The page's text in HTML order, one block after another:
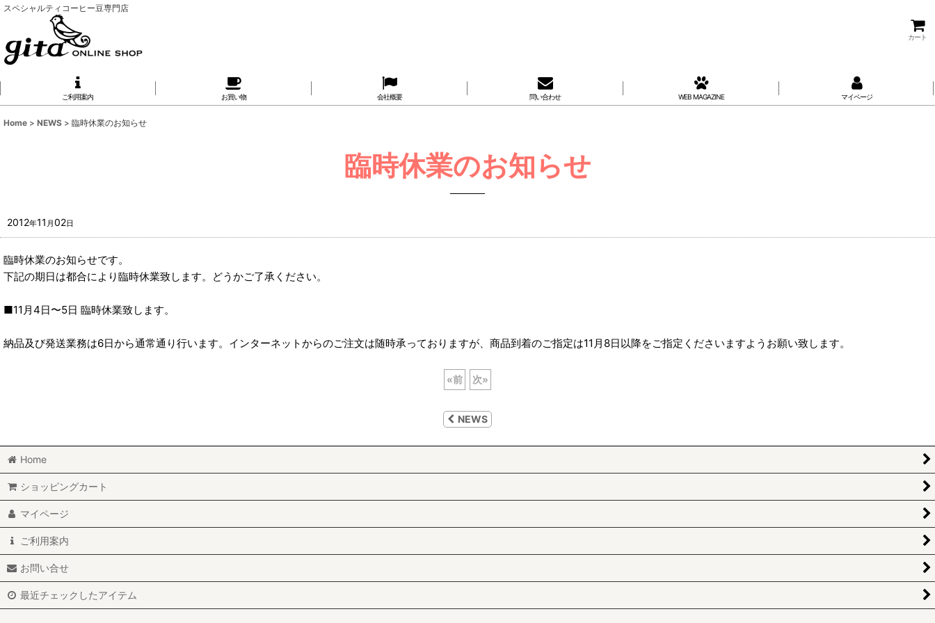
スペシャルティコーヒー豆専門店
カート
ご利用案内 お買い物 会社概要 問い合わせ WEB MAGAZINE マイページ
Home > NEWS > 臨時休業のお知らせ
臨時休業のお知らせ
2012年11 月02日
臨時休業のお知らせです。
下記の期日は都合により臨時休業致します。どうかご了承ください。
■11月4日〜5日 臨時休業致します。
納品及び発送業務は6日から通常通り行います。インターネットからのご注文は随時承っておりますが、商品到着のご指定は11月8日以降をご指定くださいますようお願い致します。
«前 次»
NEWS
Home
ショッピングカート
マイページ
ご利用案内
お問い合せ
最近チェックしたアイテム